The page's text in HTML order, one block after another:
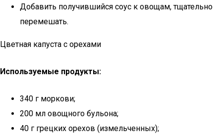
Добавить получившийся соус к овощам, тщательно
перемешать.
Цветная капуста с орехами
Используемые продукты:
340 г моркови;
200 мл овощного бульона;
40 г грецких орехов (измельченных);